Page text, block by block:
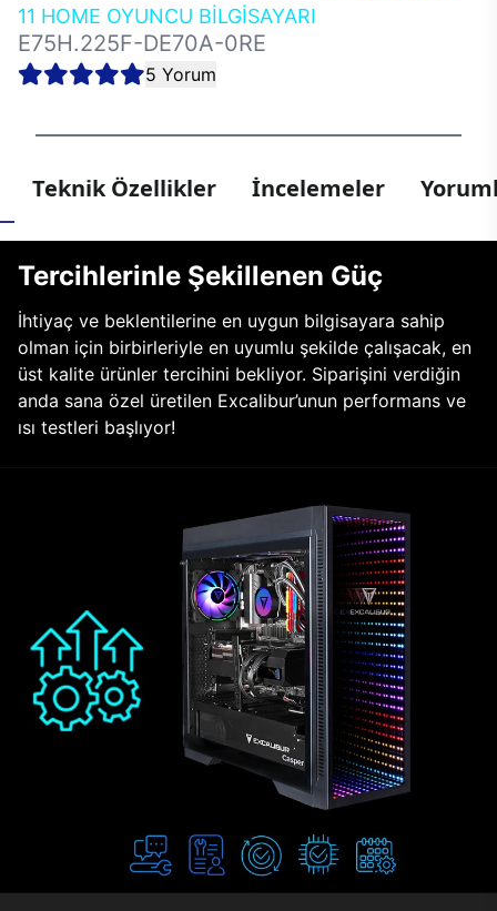
11 HOME OYUNCU BİLGİSAYARI
E75H.225F-DE70A-0RE
5 Yorum
Teknik Özellikler İncelemeler
Tercihlerinle Şekillenen Güç
İhtiyaç ve beklentilerine en uygun bilgisayara sahip
olman için birbirleriyle en uyumlu şekilde çalışacak, en
üst kalite ürünler tercihini bekliyor. Siparişini verdiğin
anda sana özel üretilen Excalibur’unun performans ve
ısı testleri başlıyor!